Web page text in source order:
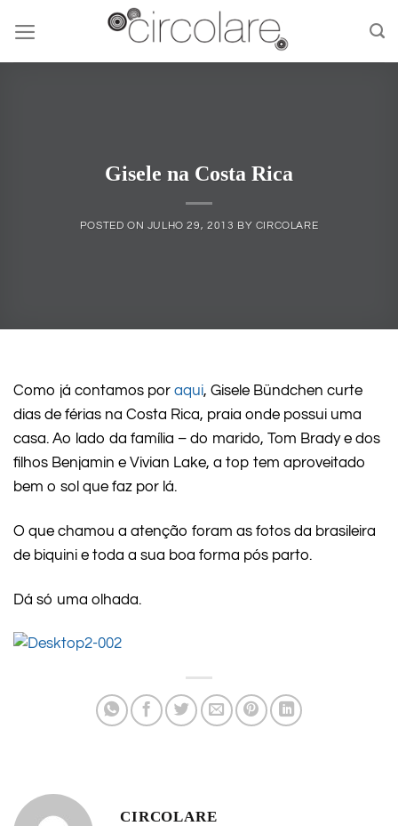
content
Gisele na Costa Rica
POSTED ON JULHO 29, 2013 BY CIRCOLARE
Como já contamos por aqui, Gisele Bündchen curte
dias de férias na Costa Rica, praia onde possui uma
casa. Ao lado da família – do marido, Tom Brady e dos
filhos Benjamin e Vivian Lake, a top tem aproveitado
bem o sol que faz por lá.
O que chamou a atenção foram as fotos da brasileira
de biquini e toda a sua boa forma pós parto.
Dá só uma olhada.
CIRCOLARE